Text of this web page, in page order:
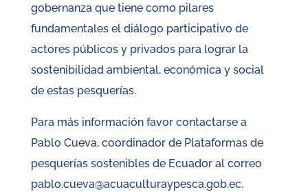
gobernanza que tiene como pilares
fundamentales el diálogo participativo de
actores públicos y privados para lograr la
sostenibilidad ambiental, económica y social
de estas pesquerías.
Para más información favor contactarse a
Pablo Cueva, coordinador de Plataformas de
pesquerías sostenibles de Ecuador al correo
pablo.cueva@acuaculturaypesca.gob.ec.